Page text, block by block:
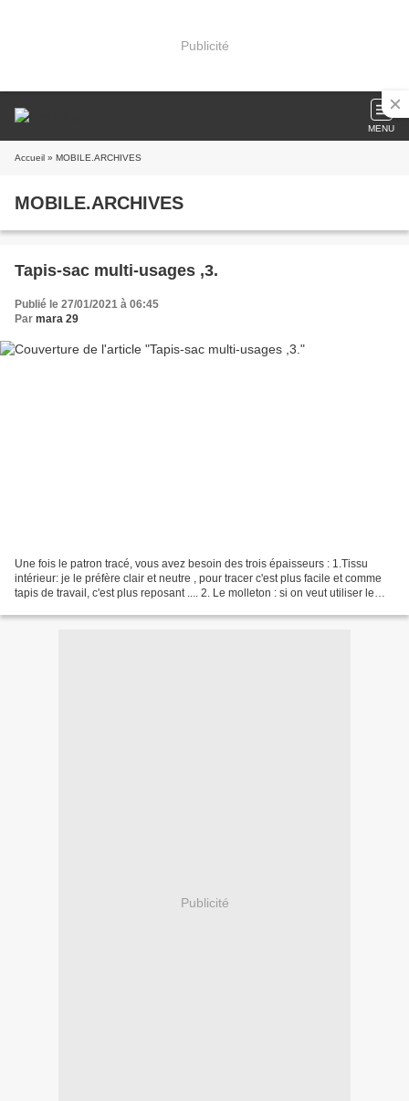
Publicité
MENU
Accueil » MOBILE.ARCHIVES
MOBILE.ARCHIVES
Tapis-sac multi-usages ,3.
Publié le 27/01/2021 à 06:45
Par mara 29
Une fois le patron tracé, vous avez besoin des trois épaisseurs : 1.Tissu
intérieur: je le préfère clair et neutre , pour tracer c'est plus facile et comme
tapis de travail, c'est plus reposant .... 2. Le molleton : si on veut utiliser le
Publicité